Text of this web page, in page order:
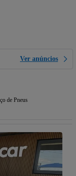
Ver anúncios
de Pneus